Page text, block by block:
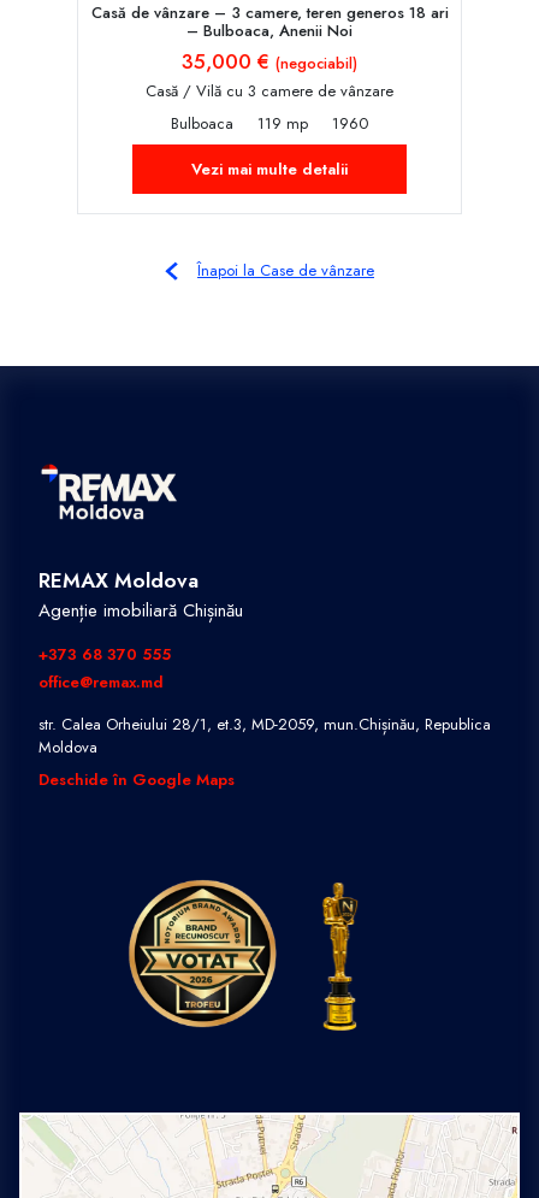
Casă de vânzare – 3 camere, teren generos 18 ari
– Bulboaca, Anenii Noi
35,000 € (negociabil)
Casă / Vilă cu 3 camere de vânzare
Bulboaca
119 mp
1960
Vezi mai multe detalii
Înapoi la Case de vânzare
REMAX Moldova
Agenție imobiliară Chișinău
+373 68 370 555
office@remax.md
str. Calea Orheiului 28/1, et.3, MD-2059, mun.Chișinău, Republica
Moldova
Deschide în Google Maps